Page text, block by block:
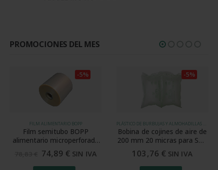
PROMOCIONES DEL MES
FILM ALIMENTARIO BOPP
Film semitubo BOPP
alimentario microperforado
25 cm 20 my
74,89 € SIN IVA
-5%
Bobina de cojines de aire de
200 mm 20 micras para SPK
7005
103,76 € SIN IVA
-5%